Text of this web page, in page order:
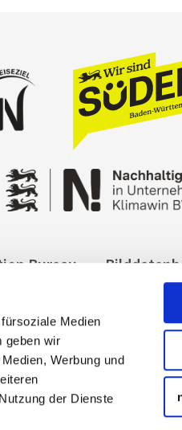
Medien
geben wir
Werbung und
der Dienste
Bureau